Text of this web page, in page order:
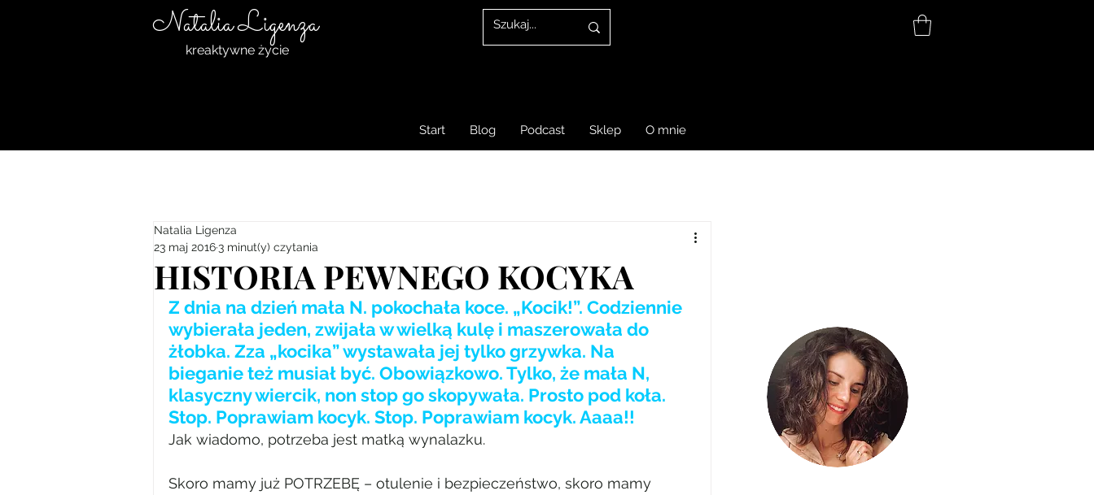
Natalia Ligenza
kreaktywne życie
Start Blog Podcast Sklep O mnie
HISTORIA PEWNEGO KOCYKA
Natalia Ligenza
23 maj 20163 minut(y) czytania
Z dnia na dzień mała N. pokochała koce. „Kocik!”. Codziennie
wybierała jeden, zwijała w wielką kulę i maszerowała do
żłobka. Zza „kocika” wystawała jej tylko grzywka. Na
bieganie też musiał być. Obowiązkowo. Tylko, że mała N,
klasyczny wiercik, non stop go skopywała. Prosto pod koła.
Stop. Poprawiam kocyk. Stop. Poprawiam kocyk. Aaaa!!
Jak wiadomo, potrzeba jest matką wynalazku.
Skoro mamy już POTRZEBĘ – otulenie i bezpieczeństwo, skoro mamy